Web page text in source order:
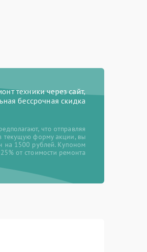
техники через сайт,
бессрочная скидка
что отправляя
текущую форму акции, вы
на 1500 рублей. Купоном
от стоимости ремонта